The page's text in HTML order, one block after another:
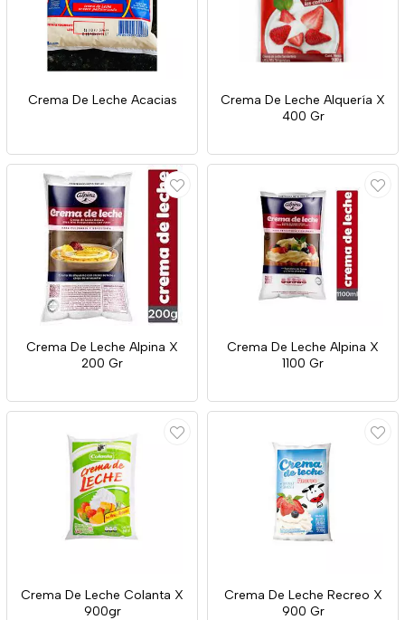
Crema De Leche Acacias
Crema De Leche Alquería X
400 Gr
Crema De Leche Alpina X
200 Gr
Crema De Leche Alpina X
1100 Gr
Crema De Leche Colanta X
900gr
Crema De Leche Recreo X
900 Gr